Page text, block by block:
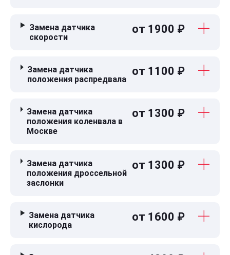
Замена датчика
скорости
от 1900 ₽
Замена датчика
положения распредвала
от 1100 ₽
Замена датчика
положения коленвала в
Москве
от 1300 ₽
Замена датчика
положения дроссельной
заслонки
от 1300 ₽
Замена датчика
кислорода
от 1600 ₽